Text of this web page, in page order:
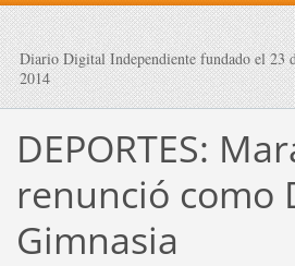
Diario Digital Independiente fundado el 23
2014
DEPORTES:
renunció como
Gimnasia